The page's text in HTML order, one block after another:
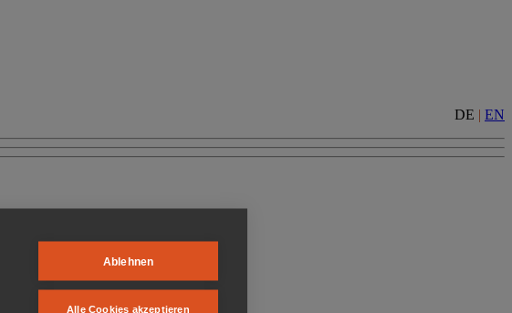
DE | EN
Ablehnen
Alle Cookies akzeptieren